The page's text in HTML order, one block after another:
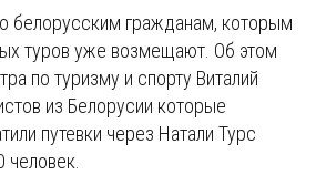
белорусским гражданам, которым
туров уже возмещают. Об этом
по туризму и спорту Виталий
из Белорусии которые
путевки через Натали Турс
человек.